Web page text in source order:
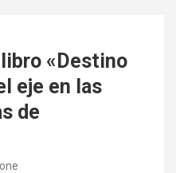
«Destino
eje en las
de